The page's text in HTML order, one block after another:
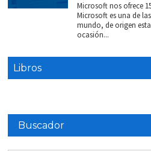
Microsoft nos ofrece
Microsoft es una de
mundo, de origen
ocasión...
Libros
Buscador